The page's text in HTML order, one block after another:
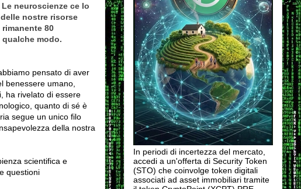
neuroscienze ce lo
nostre risorse
80
modo.
pensato di aver
benessere umano,
ha rivelato di essere
quanto di sé è
segue un unico filo
della nostra
scientifica e
questioni
In periodi di incertezza del mercato,
accedi a un'offerta di Security Token
(STO) che coinvolge token digitali
associati ad asset immobiliari tramite